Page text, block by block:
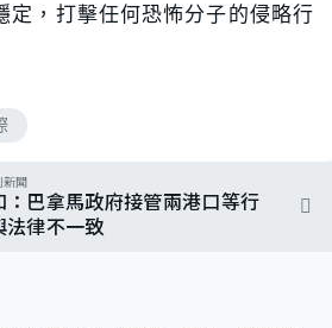
定，打擊任何恐怖分子的侵略行
新聞
：巴拿馬政府接管兩港口等行
法律不一致